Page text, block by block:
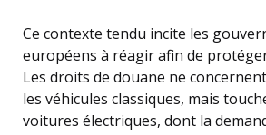
Ce contexte tendu incite les
européens à réagir afin de
Les droits de douane ne
les véhicules classiques, mais
voitures électriques, dont la